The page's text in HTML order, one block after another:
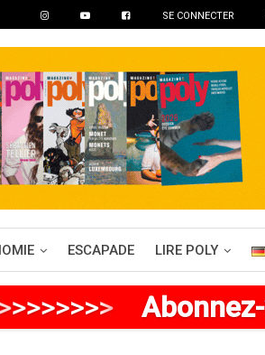
SE CONNECTER
ESCAPADE LIRE POLY
> >>>>>